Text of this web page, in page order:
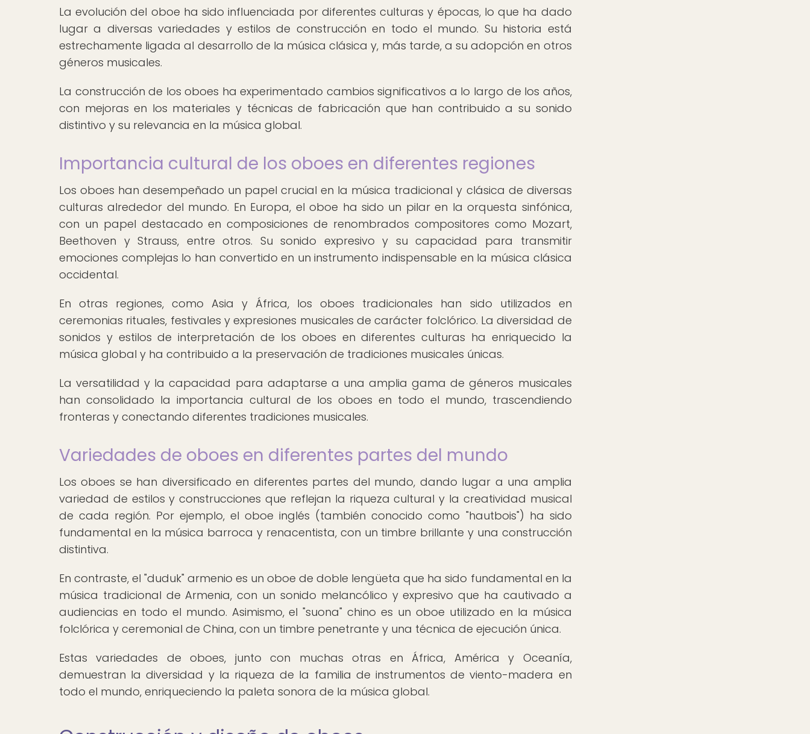
La evolución del oboe ha sido influenciada por diferentes culturas y épocas, lo que ha dado
lugar a diversas variedades y estilos de construcción en todo el mundo. Su historia está
estrechamente ligada al desarrollo de la música clásica y, más tarde, a su adopción en otros
géneros musicales.
La construcción de los oboes ha experimentado cambios significativos a lo largo de los años,
con mejoras en los materiales y técnicas de fabricación que han contribuido a su sonido
distintivo y su relevancia en la música global.
Importancia cultural de los oboes en diferentes regiones
Los oboes han desempeñado un papel crucial en la música tradicional y clásica de diversas
culturas alrededor del mundo. En Europa, el oboe ha sido un pilar en la orquesta sinfónica,
con un papel destacado en composiciones de renombrados compositores como Mozart,
Beethoven y Strauss, entre otros. Su sonido expresivo y su capacidad para transmitir
emociones complejas lo han convertido en un instrumento indispensable en la música clásica
occidental.
En otras regiones, como Asia y África, los oboes tradicionales han sido utilizados en
ceremonias rituales, festivales y expresiones musicales de carácter folclórico. La diversidad de
sonidos y estilos de interpretación de los oboes en diferentes culturas ha enriquecido la
música global y ha contribuido a la preservación de tradiciones musicales únicas.
La versatilidad y la capacidad para adaptarse a una amplia gama de géneros musicales
han consolidado la importancia cultural de los oboes en todo el mundo, trascendiendo
fronteras y conectando diferentes tradiciones musicales.
Variedades de oboes en diferentes partes del mundo
Los oboes se han diversificado en diferentes partes del mundo, dando lugar a una amplia
variedad de estilos y construcciones que reflejan la riqueza cultural y la creatividad musical
de cada región. Por ejemplo, el oboe inglés (también conocido como "hautbois") ha sido
fundamental en la música barroca y renacentista, con un timbre brillante y una construcción
distintiva.
En contraste, el "duduk" armenio es un oboe de doble lengüeta que ha sido fundamental en la
música tradicional de Armenia, con un sonido melancólico y expresivo que ha cautivado a
audiencias en todo el mundo. Asimismo, el "suona" chino es un oboe utilizado en la música
folclórica y ceremonial de China, con un timbre penetrante y una técnica de ejecución única.
Estas variedades de oboes, junto con muchas otras en África, América y Oceanía,
demuestran la diversidad y la riqueza de la familia de instrumentos de viento-madera en
todo el mundo, enriqueciendo la paleta sonora de la música global.